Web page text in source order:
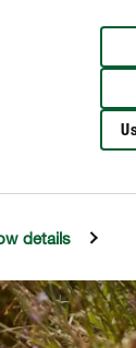
details
à proximité